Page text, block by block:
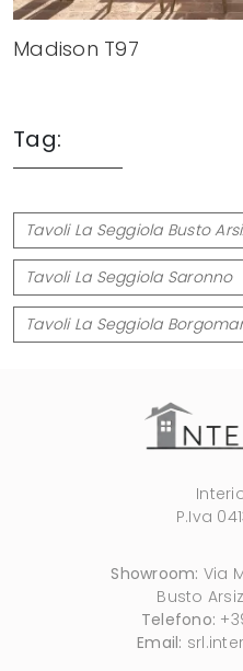
Madison T97
Tag:
Tavoli La Seggiola Busto
Tavoli La Seggiola Saronno
Tavoli La Seggiola
P.Iva
Showroom: Via
Busto
Telefono:
Email: